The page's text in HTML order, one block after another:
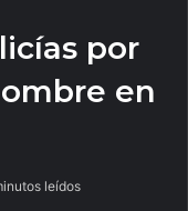
por
en
leídos